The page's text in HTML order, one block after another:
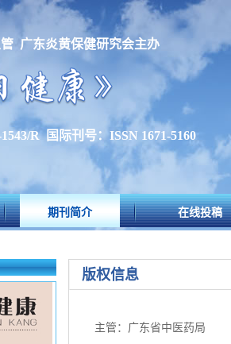
广东炎黄保健研究会主办
R 国际刊号：ISSN 1671-5160
期刊简介 在线投稿
版权信息
主管：广东省中医药局